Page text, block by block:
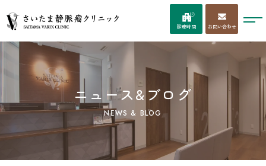
診療時間 お問い合わせ
ニュース&ブログ
NEWS & BLOG